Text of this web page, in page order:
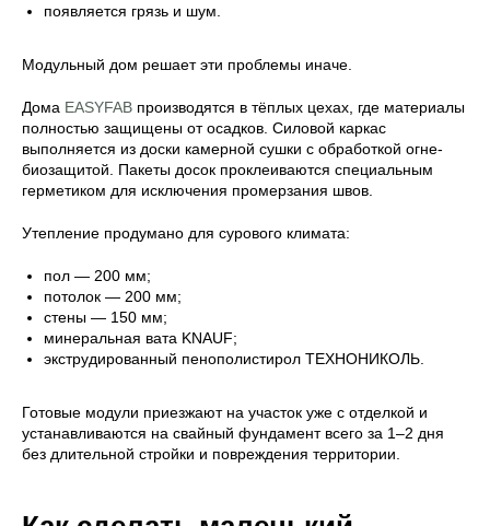
появляется грязь и шум.
Модульный дом решает эти проблемы иначе.
Дома EASYFAB производятся в тёплых цехах, где материалы
полностью защищены от осадков. Силовой каркас
выполняется из доски камерной сушки с обработкой огне-
биозащитой. Пакеты досок проклеиваются специальным
герметиком для исключения промерзания швов.
Утепление продумано для сурового климата:
пол — 200 мм;
потолок — 200 мм;
стены — 150 мм;
минеральная вата KNAUF;
экструдированный пенополистирол ТЕХНОНИКОЛЬ.
Готовые модули приезжают на участок уже с отделкой и
устанавливаются на свайный фундамент всего за 1–2 дня
без длительной стройки и повреждения территории.